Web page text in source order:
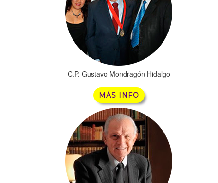
C.P. Gustavo Mondragón Hidalgo
MÁS INFO